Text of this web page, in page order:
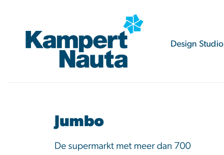
Design Studio
Jumbo
De supermarkt met meer dan 700